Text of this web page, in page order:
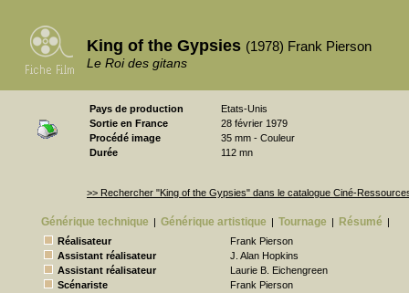
King of the Gypsies (1978) Frank Pierson
Le Roi des gitans
Pays de production
Etats-Unis
Sortie en France
28 février 1979
Procédé image
35 mm - Couleur
Durée
112 mn
>> Rechercher "King of the Gypsies" dans le catalogue Ciné-
Générique technique | Générique artistique | Tournage | Résumé |
Réalisateur
Frank Pierson
Assistant réalisateur
J. Alan Hopkins
Assistant réalisateur
Laurie B. Eichengreen
Scénariste
Frank Pierson